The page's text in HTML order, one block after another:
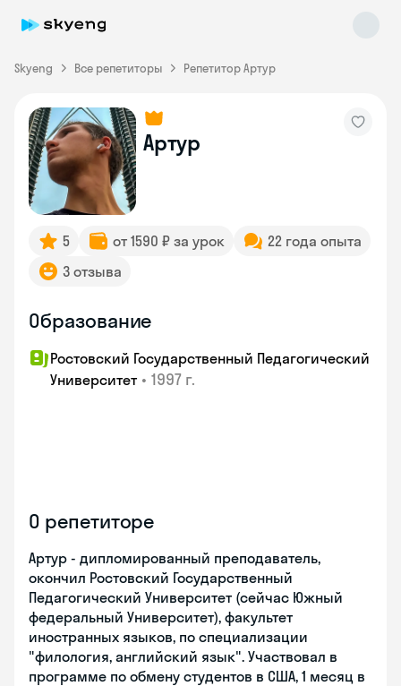
Skyeng Все репетиторы Репетитор Артур
Артур
5 от 1590 ₽ за урок
22 года опыта
3 отзыва
Образование
Ростовский Государственный Педагогический
Университет • 1997 г.
О репетиторе
Артур - дипломированный преподаватель,
окончил Ростовский Государственный
Педагогический Университет (сейчас Южный
федеральный Университет), факультет
иностранных языков, по специализации
"филология, английский язык". Участвовал в
программе по обмену студентов в США, 1 месяц в